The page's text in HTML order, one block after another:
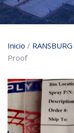
Inicio / RANSBURG
Proof